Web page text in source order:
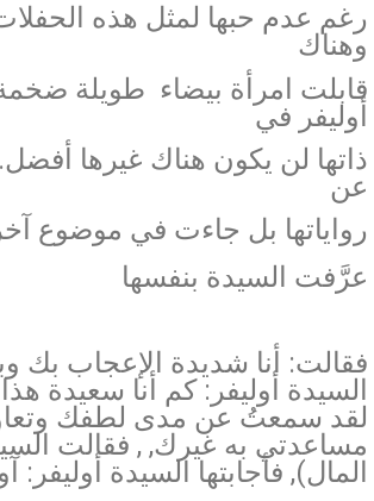
رغم عدم حبها لمثل هذه
وهناك
قابلت امرأة بيضاء طويلة
أوليفر في
ذاتها لن يكون هناك غيرها أفضل.
عن
رواياتها بل جاءت في موضوع
عرَّفت السيدة بنفسها
فقالت: أنا شديدة الإعجاب بك
السيدة أوليفر: كم أنا سعيدة
لقد سمعتُ عن مدى لطفك
مساعدتي به غيرك, , فقالت
المال), فأجابتها السيدة